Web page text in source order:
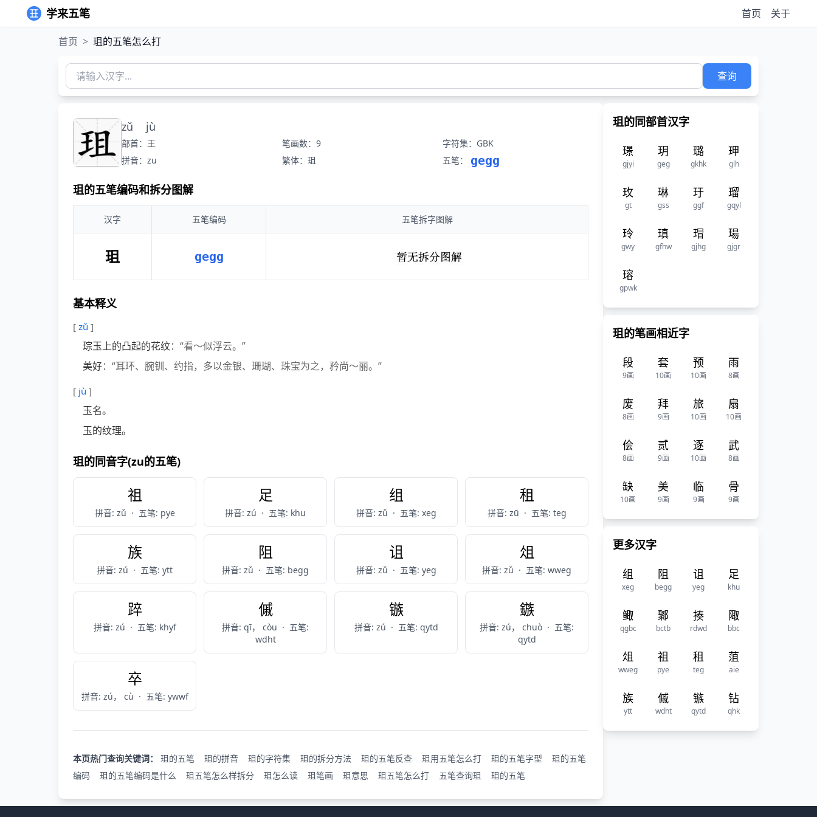
学来五笔 首页 关于
首页 > 珇的五笔怎么打
查询
zǔ jù
部首：王 笔画数：9
字符集：GBK
拼音：zu
繁体：珇 五笔：
gegg
珇的五笔编码和拆分图解
汉字 五笔编码 五笔拆字图解
珇 gegg
基本释义
[ zǔ ]
琮玉上的凸起的花纹：“看～似浮云。”
美好：“耳环、腕钏、约指，多以金银、珊瑚、珠宝为之，矜尚～丽。”
[ jù ]
玉名。
玉的纹理。
珇的同音字(zu的五笔)
祖
拼音: zǔ · 五笔: pye
足
拼音: zú · 五笔: khu
组
拼音: zǔ · 五笔: xeg
租
拼音: zū · 五笔: teg
族
拼音: zú · 五笔: ytt
阻
拼音: zǔ · 五笔: begg
诅
拼音: zǔ · 五笔: yeg
俎
拼音: zǔ · 五笔: wweg
踤
拼音: zú · 五笔: khyf
傶
拼音: qī， còu · 五笔:
wdht
镞
拼音: zú · 五笔: qytd
鏃
拼音: zú， chuò · 五笔:
qytd
卒
拼音: zú， cù · 五笔: ywwf
本页热门查询关键词： 珇的五笔 珇的拼音 珇的字符集 珇的拆分方法 珇的五笔反查 珇用五笔怎么打 珇的五笔字型
珇的五笔
编码
珇的五笔编码是什么 珇五笔怎么样拆分 珇怎么读 珇笔画 珇意思 珇五笔怎么打 五笔查询珇 珇的五笔
珇的同部首汉字
璟
gjyi
玥
geg
璐
gkhk
玾
glh
玫
gt
琳
gss
玗
ggf
瑠
gqyl
玲
gwy
瑱
gfhw
瑁
gjhg
瑒
gjgr
瑢
gpwk
珇的笔画相近字
段
9画
套
10画
预
10画
雨
8画
废
8画
拜
9画
旅
10画
扇
10画
侩
8画
贰
9画
逐
10画
武
8画
缺
10画
美
9画
临
9画
骨
9画
更多汉字
组
xeg
阻
begg
诅
yeg
足
khu
鲰
qgbc
鄹
bctb
揍
rdwd
陬
bbc
俎
wweg
祖
pye
租
teg
菹
aie
族
ytt
傶
wdht
镞
qytd
钻
qhk